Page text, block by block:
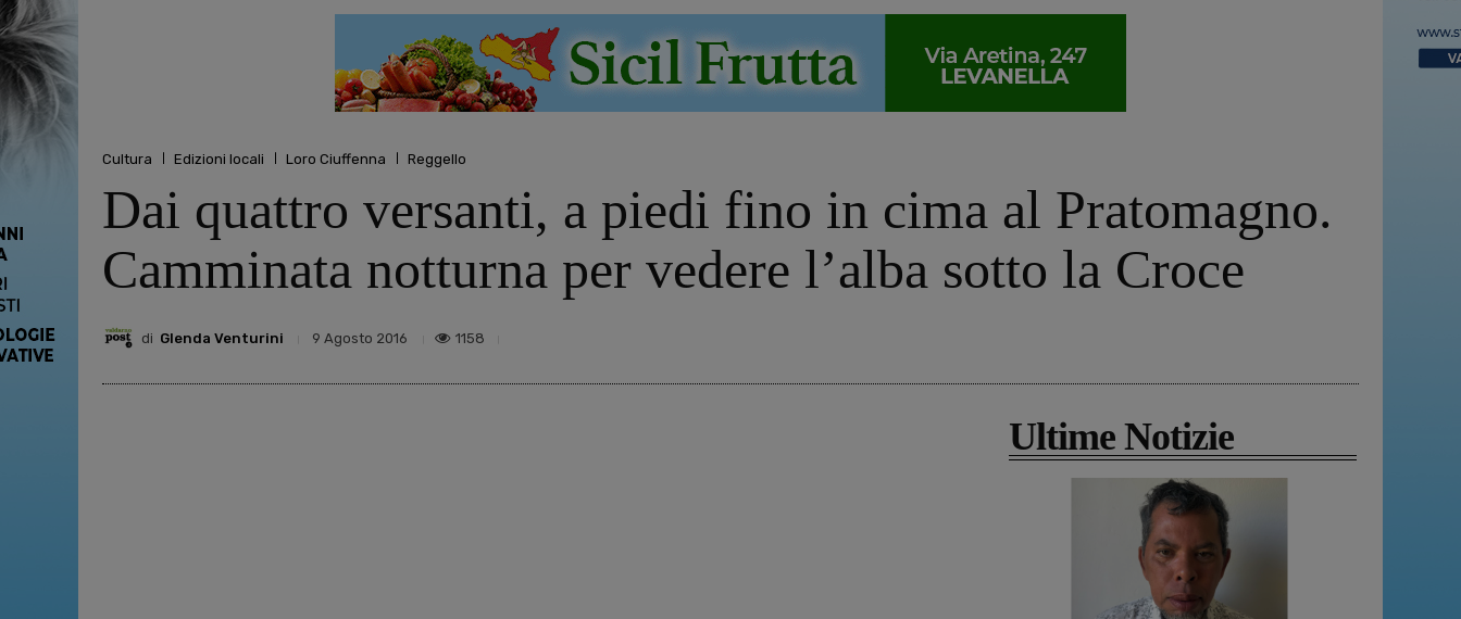
Cultura Edizioni locali Loro Ciuffenna Reggello
Dai quattro versanti, a piedi fino in cima al Pratomagno.
Camminata notturna per vedere l’alba sotto la Croce
di Glenda Venturini 9 Agosto 2016 1158
Ultime Notizie